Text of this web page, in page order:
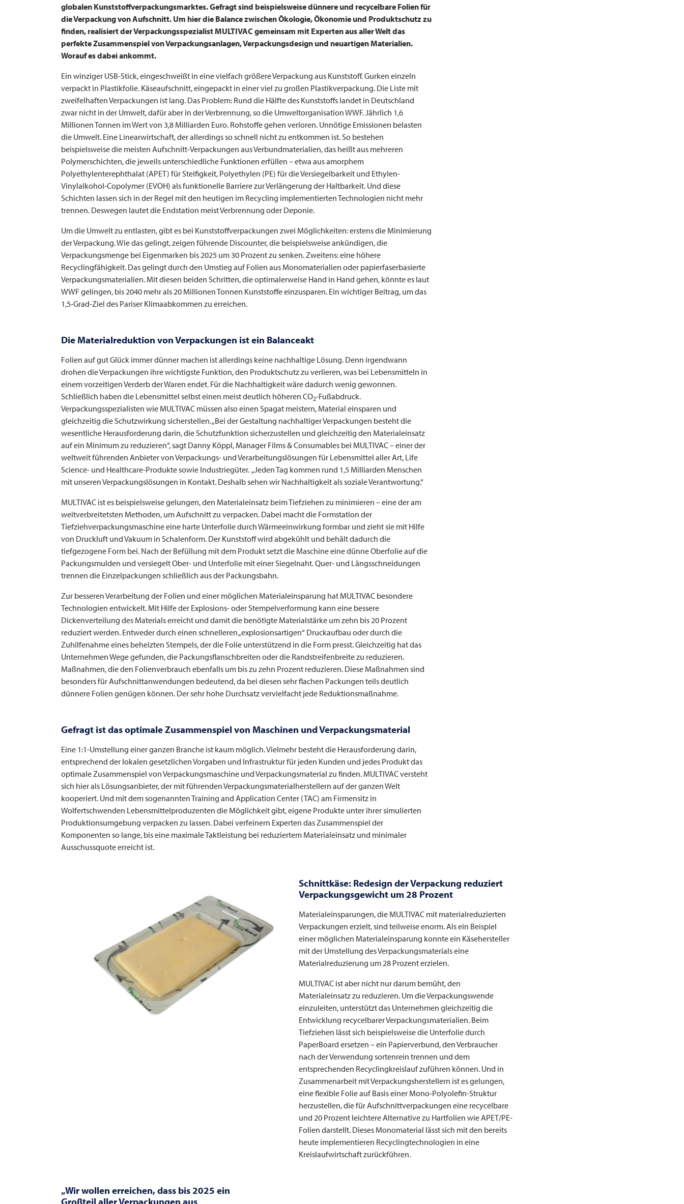
globalen Kunststoffverpackungsmarktes. Gefragt sind beispielsweise dünnere und recycelbare Folien für
die Verpackung von Aufschnitt. Um hier die Balance zwischen Ökologie, Ökonomie und Produktschutz zu
finden, realisiert der Verpackungsspezialist MULTIVAC gemeinsam mit Experten aus aller Welt das
perfekte Zusammenspiel von Verpackungsanlagen, Verpackungsdesign und neuartigen Materialien.
Worauf es dabei ankommt.
Ein winziger USB-Stick, eingeschweißt in eine vielfach größere Verpackung aus Kunststoff. Gurken einzeln
verpackt in Plastikfolie. Käseaufschnitt, eingepackt in einer viel zu großen Plastikverpackung. Die Liste mit
zweifelhaften Verpackungen ist lang. Das Problem: Rund die Hälfte des Kunststoffs landet in Deutschland
zwar nicht in der Umwelt, dafür aber in der Verbrennung, so die Umweltorganisation WWF. Jährlich 1,6
Millionen Tonnen im Wert von 3,8 Milliarden Euro. Rohstoffe gehen verloren. Unnötige Emissionen belasten
die Umwelt. Eine Linearwirtschaft, der allerdings so schnell nicht zu entkommen ist. So bestehen
beispielsweise die meisten Aufschnitt-Verpackungen aus Verbundmaterialien, das heißt aus mehreren
Polymerschichten, die jeweils unterschiedliche Funktionen erfüllen – etwa aus amorphem
Polyethylenterephthalat (APET) für Steifigkeit, Polyethylen (PE) für die Versiegelbarkeit und Ethylen-
Vinylalkohol-Copolymer (EVOH) als funktionelle Barriere zur Verlängerung der Haltbarkeit. Und diese
Schichten lassen sich in der Regel mit den heutigen im Recycling implementierten Technologien nicht mehr
trennen. Deswegen lautet die Endstation meist Verbrennung oder Deponie.
Um die Umwelt zu entlasten, gibt es bei Kunststoffverpackungen zwei Möglichkeiten: erstens die Minimierung
der Verpackung. Wie das gelingt, zeigen führende Discounter, die beispielsweise ankündigen, die
Verpackungsmenge bei Eigenmarken bis 2025 um 30 Prozent zu senken. Zweitens: eine höhere
Recyclingfähigkeit. Das gelingt durch den Umstieg auf Folien aus Monomaterialien oder papierfaserbasierte
Verpackungsmaterialien. Mit diesen beiden Schritten, die optimalerweise Hand in Hand gehen, könnte es laut
WWF gelingen, bis 2040 mehr als 20 Millionen Tonnen Kunststoffe einzusparen. Ein wichtiger Beitrag, um das
1,5-Grad-Ziel des Pariser Klimaabkommen zu erreichen.
Die Materialreduktion von Verpackungen ist ein Balanceakt
Folien auf gut Glück immer dünner machen ist allerdings keine nachhaltige Lösung. Denn irgendwann
drohen die Verpackungen ihre wichtigste Funktion, den Produktschutz zu verlieren, was bei Lebensmitteln in
einem vorzeitigen Verderb der Waren endet. Für die Nachhaltigkeit wäre dadurch wenig gewonnen.
Schließlich haben die Lebensmittel selbst einen meist deutlich höheren CO2-Fußabdruck.
Verpackungsspezialisten wie MULTIVAC müssen also einen Spagat meistern, Material einsparen und
gleichzeitig die Schutzwirkung sicherstellen. „Bei der Gestaltung nachhaltiger Verpackungen besteht die
wesentliche Herausforderung darin, die Schutzfunktion sicherzustellen und gleichzeitig den Materialeinsatz
auf ein Minimum zu reduzieren“, sagt Danny Köppl, Manager Films & Consumables bei MULTIVAC– einer der
weltweit führenden Anbieter von Verpackungs- und Verarbeitungslösungen für Lebensmittel aller Art, Life
Science- und Healthcare-Produkte sowie Industriegüter. „Jeden Tag kommen rund 1,5 Milliarden Menschen
mit unseren Verpackungslösungen in Kontakt. Deshalb sehen wir Nachhaltigkeit als soziale Verantwortung.“
MULTIVAC ist es beispielsweise gelungen, den Materialeinsatz beim Tiefziehen zu minimieren – eine der am
weitverbreitetsten Methoden, um Aufschnitt zu verpacken. Dabei macht die Formstation der
Tiefziehverpackungsmaschine eine harte Unterfolie durch Wärmeeinwirkung formbar und zieht sie mit Hilfe
von Druckluft und Vakuum in Schalenform. Der Kunststoff wird abgekühlt und behält dadurch die
tiefgezogene Form bei. Nach der Befüllung mit dem Produkt setzt die Maschine eine dünne Oberfolie auf die
Packungsmulden und versiegelt Ober- und Unterfolie mit einer Siegelnaht. Quer- und Längsschneidungen
trennen die Einzelpackungen schließlich aus der Packungsbahn.
Zur besseren Verarbeitung der Folien und einer möglichen Materialeinsparung hat MULTIVAC besondere
Technologien entwickelt. Mit Hilfe der Explosions- oder Stempelverformung kann eine bessere
Dickenverteilung des Materials erreicht und damit die benötigte Materialstärke um zehn bis 20 Prozent
reduziert werden. Entweder durch einen schnelleren „explosionsartigen“ Druckaufbau oder durch die
Zuhilfenahme eines beheizten Stempels, der die Folie unterstützend in die Form presst. Gleichzeitig hat das
Unternehmen Wege gefunden, die Packungsflanschbreiten oder die Randstreifenbreite zu reduzieren.
Maßnahmen, die den Folienverbrauch ebenfalls um bis zu zehn Prozent reduzieren. Diese Maßnahmen sind
besonders für Aufschnittanwendungen bedeutend, da bei diesen sehr flachen Packungen teils deutlich
dünnere Folien genügen können. Der sehr hohe Durchsatz vervielfacht jede Reduktionsmaßnahme.
Gefragt ist das optimale Zusammenspiel von Maschinen und Verpackungsmaterial
Eine 1:1-Umstellung einer ganzen Branche ist kaum möglich. Vielmehr besteht die Herausforderung darin,
entsprechend der lokalen gesetzlichen Vorgaben und Infrastruktur für jeden Kunden und jedes Produkt das
optimale Zusammenspiel von Verpackungsmaschine und Verpackungsmaterial zu finden. MULTIVACversteht
sich hier als Lösungsanbieter, der mit führenden Verpackungsmaterialherstellern auf der ganzen Welt
kooperiert. Und mit dem sogenannten Training and Application Center (TAC) am Firmensitz in
Wolfertschwenden Lebensmittelproduzenten die Möglichkeit gibt, eigene Produkte unter ihrer simulierten
Produktionsumgebung verpacken zu lassen. Dabei verfeinern Experten das Zusammenspiel der
Komponenten so lange, bis eine maximale Taktleistung bei reduziertem Materialeinsatz und minimaler
Ausschussquote erreicht ist.
Schnittkäse: Redesign der Verpackung reduziert
Verpackungsgewicht um 28 Prozent
Materialeinsparungen, die MULTIVACmit materialreduzierten
Verpackungen erzielt, sind teilweise enorm. Als ein Beispiel
einer möglichen Materialeinsparung konnte ein Käsehersteller
mit der Umstellung des Verpackungsmaterials eine
Materialreduzierung um 28 Prozent erzielen.
MULTIVACist aber nicht nur darum bemüht, den
Materialeinsatz zu reduzieren. Um die Verpackungswende
einzuleiten, unterstützt das Unternehmen gleichzeitig die
Entwicklung recycelbarer Verpackungsmaterialien. Beim
Tiefziehen lässt sich beispielsweise die Unterfolie durch
PaperBoard ersetzen – ein Papierverbund, den Verbraucher
nach der Verwendung sortenrein trennen und dem
entsprechenden Recyclingkreislauf zuführen können. Und in
Zusammenarbeit mit Verpackungsherstellern ist es gelungen,
eine flexible Folie auf Basis einer Mono-Polyolefin-Struktur
herzustellen, die für Aufschnittverpackungen eine recycelbare
und 20 Prozent leichtere Alternative zu Hartfolien wie APET/PE-
Folien darstellt. Dieses Monomaterial lässt sich mit den bereits
heute implementieren Recyclingtechnologien in eine
Kreislaufwirtschaft zurückführen.
„Wir wollen erreichen, dass bis 2025 ein
Großteil aller Verpackungen aus